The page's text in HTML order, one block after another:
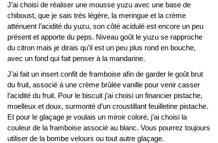
J’ai choisi de réaliser une mousse yuzu avec une base de
chiboust, que je sais très légère, la meringue et la crème
atténuent l’acidité du yuzu, son côté acidulé est encore un peu
présent et apporte du peps. Niveau goût le yuzu se rapproche
du citron mais je dirais qu’il est un peu plus rond en bouche,
avec un fond qui fait penser à la mandarine.
J’ai fait un insert confit de framboise afin de garder le goût brut
du fruit, associé à une crème brûlée vanille pour venir casser
l’acidité du fruit. Pour le biscuit j’ai choisi un financier pistache,
moelleux et doux, surmonté d’un croustillant feuilletine pistache.
Et pour le glaçage je voulais un miroir coloré, j’ai choisi la
couleur de la framboise associé au blanc. Vous pourrez toujours
utiliser de la bombe velours ou tout autre glaçage.